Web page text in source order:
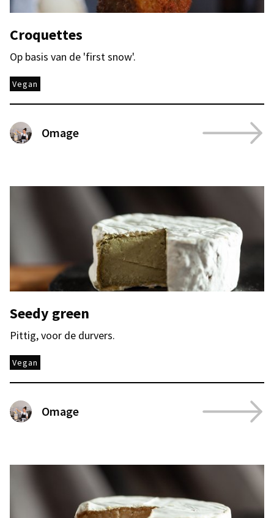
Croquettes
Op basis van de 'first snow'.
Vegan
Omage
Seedy green
Pittig, voor de durvers.
Vegan
Omage